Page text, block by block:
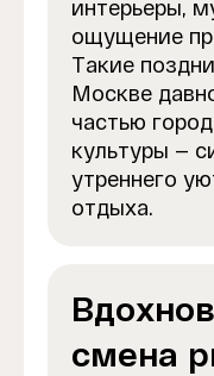
интерьеры,
ощущение
Такие
Москве
частью
культуры —
утреннего
отдыха.
смена